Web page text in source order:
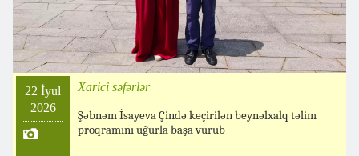
22 İyul
2026
Xarici səfərlər
Şəbnəm İsayeva Çində keçirilən beynəlxalq təlim
proqramını uğurla başa vurub